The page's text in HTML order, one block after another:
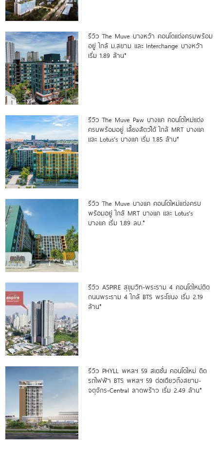
รีวิว The Muve บางหว้า คอนโดแต่งครบพร้อม
อยู่ ใกล้ ม.สยาม และ Interchange บางหว้า
เริ่ม 1.89 ล้าน*
รีวิว The Muve Paw บางแค คอนโดใหม่แต่ง
ครบพร้อมอยู่ เลี้ยงสัตว์ได้ ใกล้ MRT บางแค
และ Lotus’s บางแค เริ่ม 1.85 ล้าน*
รีวิว The Muve บางแค คอนโดใหม่แต่งครบ
พร้อมอยู่ ใกล้ MRT บางแค และ Lotus’s
บางแค เริ่ม 1.89 ลบ.*
รีวิว ASPIRE สุขุมวิท-พระราม 4 คอนโดใหม่ติด
ถนนพระราม 4 ใกล้ BTS พระโขนง เริ่ม 2.19
ล้าน*
รีวิว PHYLL พหลฯ 59 สเตชั่น คอนโดใหม่ ติด
รถไฟฟ้า BTS พหลฯ 59 ต่อเดียวถึงสยาม-
จตุจักร-Central ลาดพร้าว เริ่ม 2.49 ล้าน*